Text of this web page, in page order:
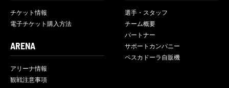
チケット情報
電子チケット購入方法
ARENA
アリーナ情報
観戦注意事項
選手・スタッフ
チーム概要
パートナー
サポートカンパニー
ペスカドーラ自販機